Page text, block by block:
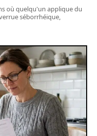
où quelqu'un applique du
séborrhéique,